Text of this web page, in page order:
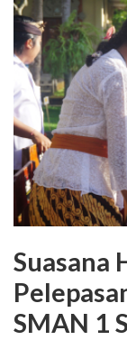
Suasana
SMAN 1